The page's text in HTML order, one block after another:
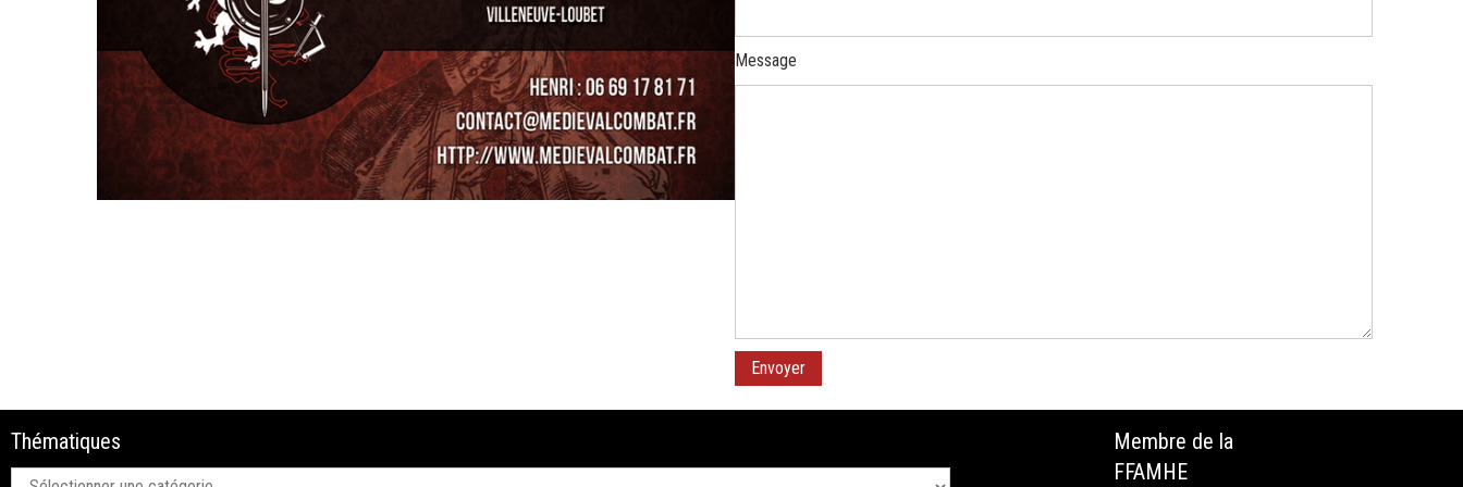
Message
Thématiques
Thématiques
Membre de la
FFAMHE